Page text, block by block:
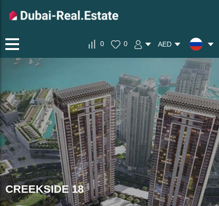
0 0 AED
CREEKSIDE 18